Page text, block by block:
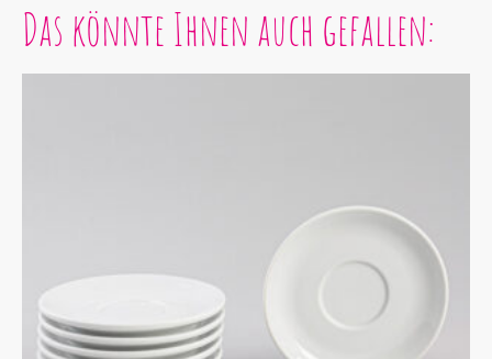
Das könnte Ihnen auch gefallen: